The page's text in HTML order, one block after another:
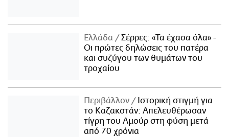
Ελλάδα
Σέρρες: «Τα έχασα όλα» -
Οι πρώτες δηλώσεις του πατέρα
και συζύγου των θυμάτων του
τροχαίου
Περιβάλλον
Ιστορική στιγμή για
το Καζακστάν: Απελευθέρωσαν
τίγρη του Αμούρ στη φύση μετά
από 70 χρόνια